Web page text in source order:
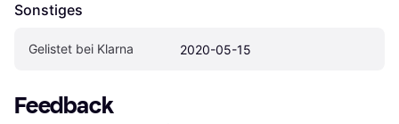
Sonstiges
Gelistet bei Klarna 2020-05-15
Feedback